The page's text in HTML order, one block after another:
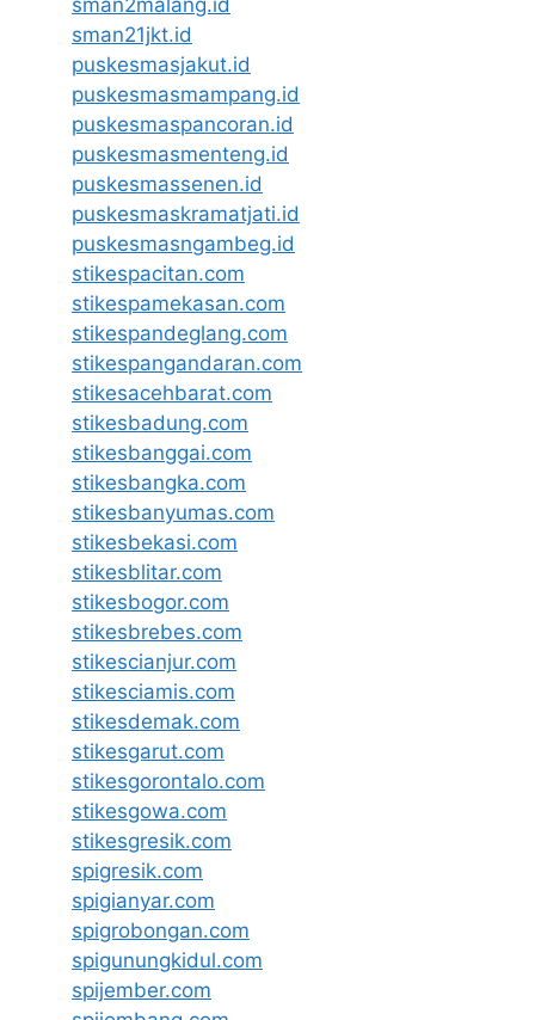
sman2malang.id
sman21jkt.id
puskesmasjakut.id
puskesmasmampang.id
puskesmaspancoran.id
puskesmasmenteng.id
puskesmassenen.id
puskesmaskramatjati.id
puskesmasngambeg.id
stikespacitan.com
stikespamekasan.com
stikespandeglang.com
stikespangandaran.com
stikesacehbarat.com
stikesbadung.com
stikesbanggai.com
stikesbangka.com
stikesbanyumas.com
stikesbekasi.com
stikesblitar.com
stikesbogor.com
stikesbrebes.com
stikescianjur.com
stikesciamis.com
stikesdemak.com
stikesgarut.com
stikesgorontalo.com
stikesgowa.com
stikesgresik.com
spigresik.com
spigianyar.com
spigrobongan.com
spigunungkidul.com
spijember.com